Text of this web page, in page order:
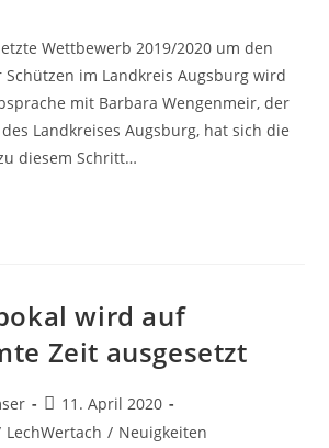
Wettbewerb 2019/2020 um den
Schützen im Landkreis Augsburg wird
mit Barbara Wengenmeir, der
Landkreises Augsburg, hat sich die
diesem Schritt…
wird auf
Zeit ausgesetzt
Beitrag
veröffentlicht:
11. April 2020
LechWertach / Neuigkeiten